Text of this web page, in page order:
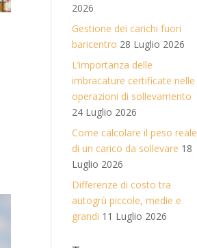
2026
Gestione dei carichi fuori
baricentro 28 Luglio 2026
L’importanza delle
imbracature certificate nelle
operazioni di sollevamento
24 Luglio 2026
Come calcolare il peso reale
di un carico da sollevare 18
Luglio 2026
Differenze di costo tra
autogrù piccole, medie e
grandi 11 Luglio 2026